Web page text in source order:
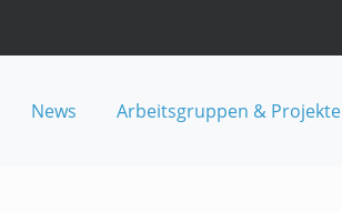
News Arbeitsgruppen & Projekte